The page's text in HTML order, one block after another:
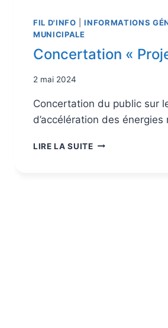
FIL D'INFO |INFORMATIONS
MUNICIPALE
Concertation «
2 mai 2024
Concertation du public sur
d’accélération des énergies
LIRE LA SUITE